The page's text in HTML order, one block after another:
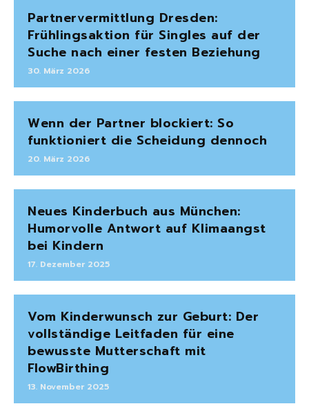
Partnervermittlung Dresden:
Frühlingsaktion für Singles auf der
Suche nach einer festen Beziehung
30. März 2026
Wenn der Partner blockiert: So
funktioniert die Scheidung dennoch
20. März 2026
Neues Kinderbuch aus München:
Humorvolle Antwort auf Klimaangst
bei Kindern
17. Dezember 2025
Vom Kinderwunsch zur Geburt: Der
vollständige Leitfaden für eine
bewusste Mutterschaft mit
FlowBirthing
13. November 2025